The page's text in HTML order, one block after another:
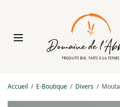
Accueil / E-Boutique / Divers /